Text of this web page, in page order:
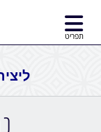
ליצירת
תפריט